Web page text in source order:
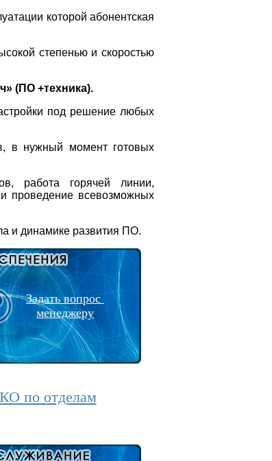
которой абонентская
степенью и скоростью
(ПО +техника).
под решение любых
в нужный момент готовых
работа горячей линии,
проведение всевозможных
и динамике развития ПО.
Задать вопрос
менеджеру
по отделам